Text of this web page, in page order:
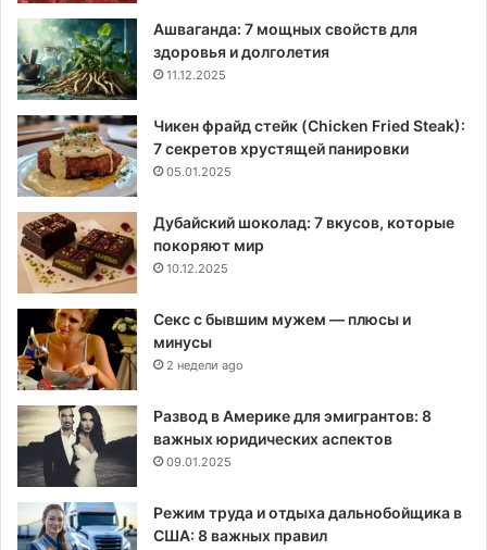
Ашваганда: 7 мощных свойств для
здоровья и долголетия
11.12.2025
Чикен фрайд стейк (Chicken Fried Steak):
7 секретов хрустящей панировки
05.01.2025
Дубайский шоколад: 7 вкусов, которые
покоряют мир
10.12.2025
Секс с бывшим мужем — плюсы и
минусы
2 недели ago
Развод в Америке для эмигрантов: 8
важных юридических аспектов
09.01.2025
Режим труда и отдыха дальнобойщика в
США: 8 важных правил